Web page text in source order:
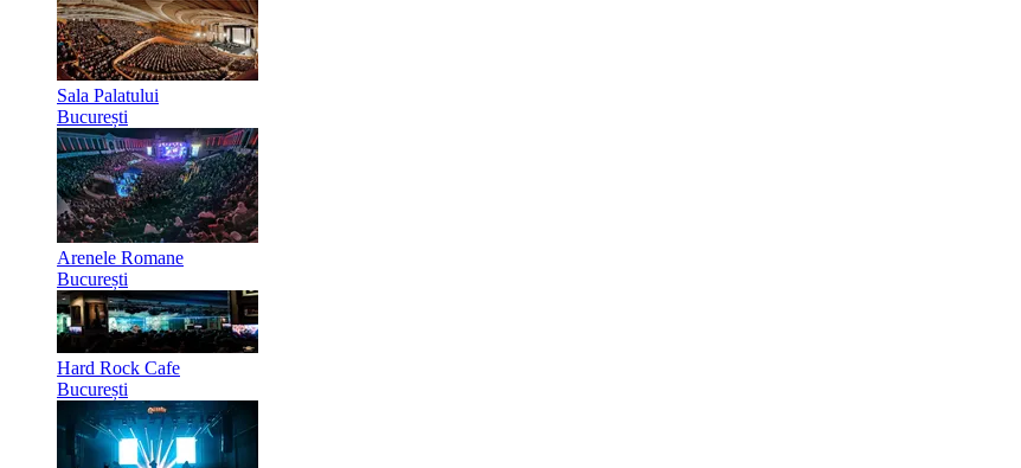
Sala Palatului
București
Arenele Romane
București
Hard Rock Cafe
București